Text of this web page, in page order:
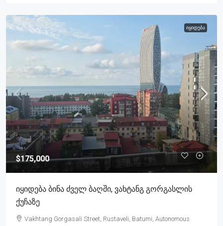
ᲘᲧᲘᲓᲔᲑᲐ
$175,000
Იყიდება Ბინა Ძველ Ბაღში, Ვახტანგ Გორგასლის
Ქუჩაზე
Vakhtang Gorgasali Street, Rustaveli, Batumi, Autonomous